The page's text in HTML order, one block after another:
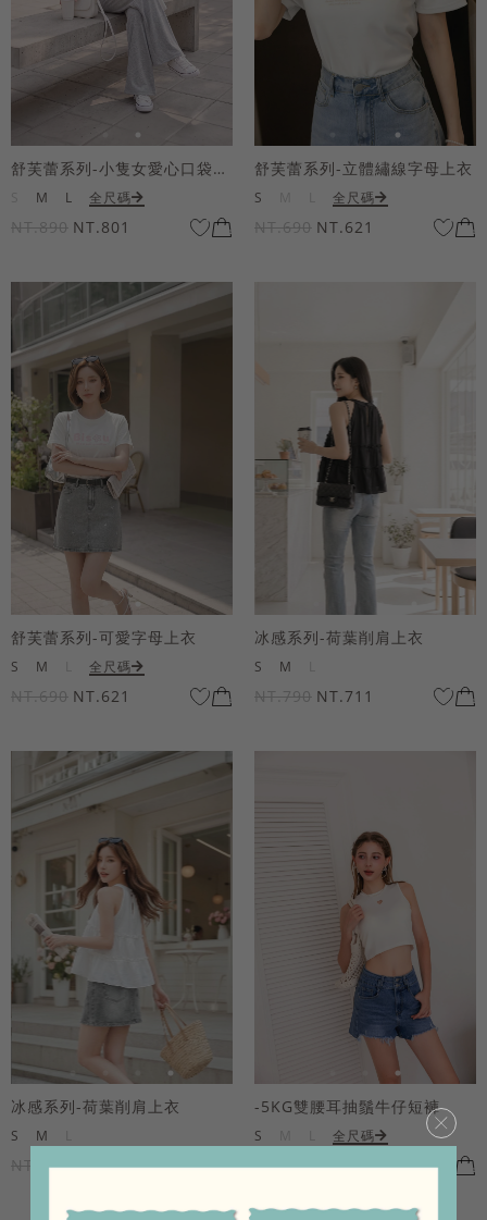
×
舒芙蕾系列-小隻女愛心口袋寬褲
M L 全尺碼
NT.890 NT.801
舒芙蕾系列-立體繡線字母上衣
S 全尺碼
NT.690 NT.621
舒芙蕾系列-可愛字母上衣
S M 全尺碼
NT.690 NT.621
冰感系列-荷葉削肩上衣
S M
NT.790 NT.711
冰感系列-荷葉削肩上衣
S M
NT.790 NT.711
-5KG雙腰耳抽鬚牛仔短褲
S 全尺碼
NT.690 NT.621